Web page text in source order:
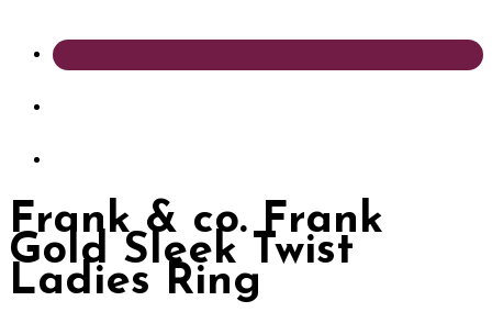
Frank & co. Frank
Gold Sleek Twist
Ladies Ring